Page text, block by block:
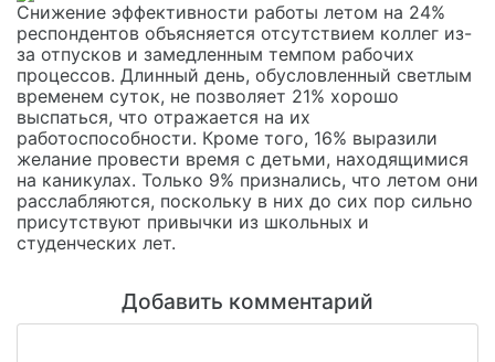
Снижение эффективности работы летом на 24%
респондентов объясняется отсутствием коллег из-
за отпусков и замедленным темпом рабочих
процессов. Длинный день, обусловленный светлым
временем суток, не позволяет 21% хорошо
выспаться, что отражается на их
работоспособности. Кроме того, 16% выразили
желание провести время с детьми, находящимися
на каникулах. Только 9% признались, что летом они
расслабляются, поскольку в них до сих пор сильно
присутствуют привычки из школьных и
студенческих лет.
Добавить комментарий